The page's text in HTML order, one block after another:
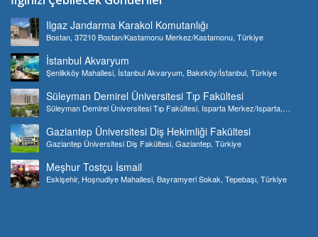
Ilgaz Jandarma Karakol Komutanlığı
Bostan, 37210 Bostan/Kastamonu Merkez/Kastamonu, Türkiye
İstanbul Akvaryum
Şenlikköy Mahallesi, İstanbul Akvaryum, Bakırköy/İstanbul, Türkiye
Süleyman Demirel Üniversitesi Tıp Fakültesi
Süleyman Demirel Üniversitesi Tıp Fakültesi, Isparta Merkez/Isparta,
Gaziantep Üniversitesi Diş Hekimliği Fakültesi
Gaziantep Üniversitesi Diş Fakültesi, Gaziantep, Türkiye
Meşhur Tostçu İsmail
Eskişehir, Hoşnudiye Mahallesi, Bayramyeri Sokak, Tepebaşı, Türkiye